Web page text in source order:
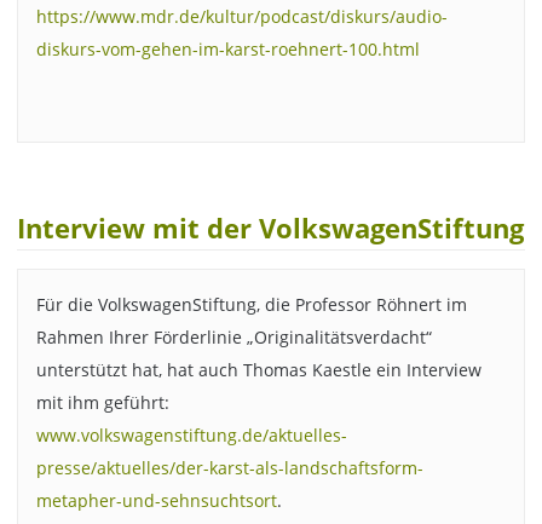
https://www.mdr.de/kultur/podcast/diskurs/audio-
diskurs-vom-gehen-im-karst-roehnert-100.html
Interview mit der VolkswagenStiftung
Für die VolkswagenStiftung, die Professor Röhnert im
Rahmen Ihrer Förderlinie „Originalitätsverdacht“
unterstützt hat, hat auch Thomas Kaestle ein Interview
mit ihm geführt:
www.volkswagenstiftung.de/aktuelles-
presse/aktuelles/der-karst-als-landschaftsform-
metapher-und-sehnsuchtsort.